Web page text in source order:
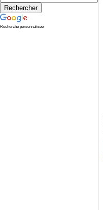
Recherche personnalisée